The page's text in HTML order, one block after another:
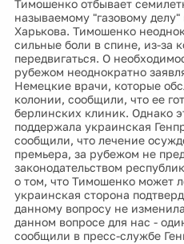
Тимошенко отбывает
называемому "газовому
Харькова. Тимошенко
сильные боли в спине, из-за
передвигаться. О
рубежом неоднократно
Немецкие врачи, которые
колонии, сообщили, что ее
берлинских клиник. Однако
поддержала украинская
сообщили, что лечение
премьера, за рубежом не
законодательством
о том, что Тимошенко может
украинская сторона
данному вопросу не
данном вопросе для нас -
сообщили в пресс-службе